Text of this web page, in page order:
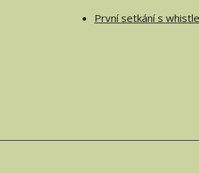
První setkání s whistle